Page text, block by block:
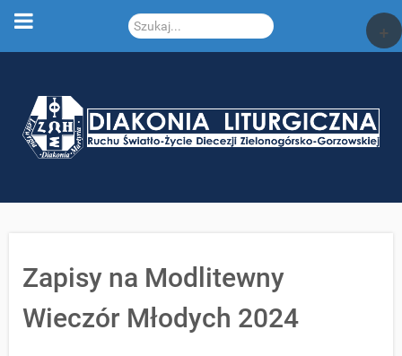
Szukaj...
Zapisy na Modlitewny
Wieczór Młodych 2024
+